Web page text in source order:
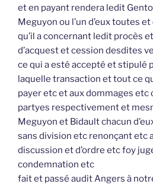
et en payant rendera ledit
Meguyon ou l’un d’eux toutes
qu’il a concernant ledit procès
d’acquest et cession desdites
ce qui a esté accepté et stipulé
laquelle transaction et tout ce
payer etc et aux dommages
partyes respectivement et
Meguyon et Bidault chacun
sans division etc renonçant etc
discussion et d’ordre etc foy
condemnation etc
fait et passé audit Angers à